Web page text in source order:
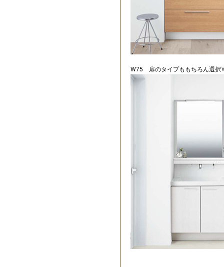
W75 扉のタイプももちろん選択